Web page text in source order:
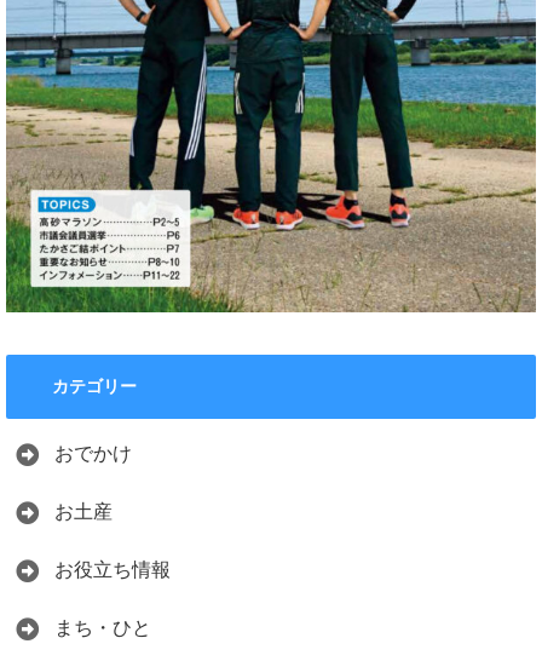
カテゴリー
おでかけ
お土産
お役立ち情報
まち・ひと